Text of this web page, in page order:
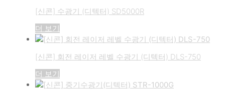
[신콘] 수광기 (디텍터) SD5000R
더 보기
[신콘] 회전 레이저 레벨 수광기 (디텍터) DLS-750
더 보기